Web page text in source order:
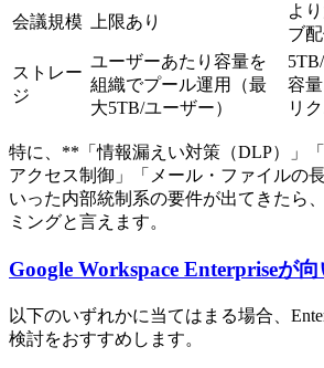
会議規模 上限あり
よ
ブ
ストレー
ジ
ユーザーあたり容量を
組織でプール運用（最
大5TB/ユーザー）
容
リ
特に、**「情報漏えい対策（DLP）」
アクセス制御」「メール・ファイルの
いった内部統制系の要件が出てきたら
ミングと言えます。
Google Workspace Enterpriseが
以下のいずれかに当てはまる場合、
検討をおすすめします。